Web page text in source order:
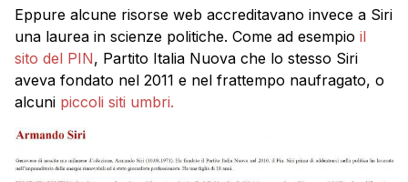
Eppure alcune risorse web accreditavano invece a Siri
una laurea in scienze politiche. Come ad esempio il
sito del PIN, Partito Italia Nuova che lo stesso Siri
aveva fondato nel 2011 e nel frattempo naufragato, o
alcuni piccoli siti umbri.